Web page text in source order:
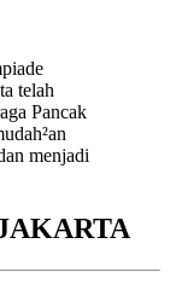
telah
Pancak
menjadi